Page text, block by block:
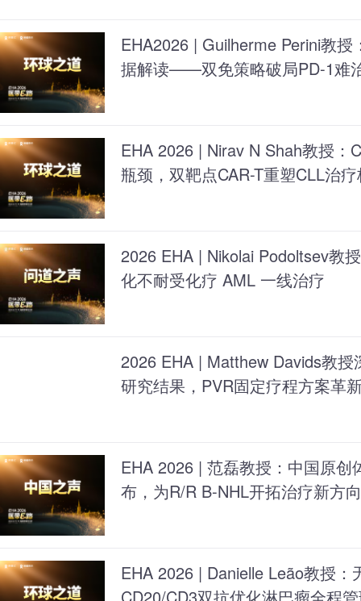
EHA2026 | Guilherme Perini教
据解读——双免策略破局PD-1难
EHA 2026 | Nirav N Shah教授：
瓶颈，双靶点CAR-T重塑CLL治
2026 EHA | Nikolai Podoltsev教
化不耐受化疗 AML 一线治疗
2026 EHA | Matthew Davids教授
研究结果，PVR固定疗程方案革
EHA 2026 | 范磊教授：中国原创
布，为R/R B-NHL开拓治疗新方向
EHA 2026 | Danielle Leão教授